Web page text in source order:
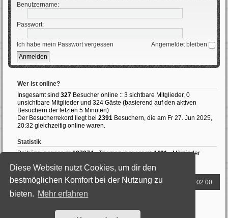
Diese Website nutzt Cookies, um dir den
bestmöglichen Komfort bei der Nutzung zu
bieten. Mehr erfahren
Benutzername:
Passwort:
Ich habe mein Passwort vergessen Angemeldet bleiben
Wer ist online?
Insgesamt sind 327 Besucher online :: 3 sichtbare Mitglieder, 0
unsichtbare Mitglieder und 324 Gäste (basierend auf den aktiven
Besuchern der letzten 5 Minuten)
Der Besucherrekord liegt bei 2391 Besuchern, die am Fr 27. Jun 2025,
20:32 gleichzeitig online waren.
Statistik
Beiträge insgesamt107074• Themen insgesamt4491• Mitglieder
Foren-Übersicht Alle Zeiten sind UTC+02:00
Powered byphpBB® Forum Software © phpBB Limited